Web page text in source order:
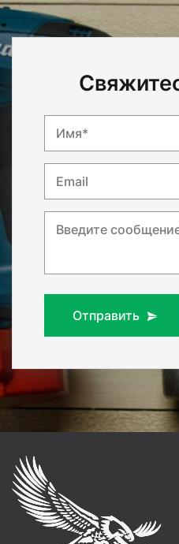
Имя*
Email
Введите
Отправить